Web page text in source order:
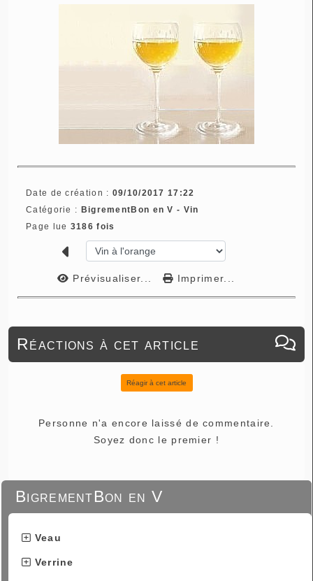
BigrementBon en V
Veau
Verrine
Date de création : 09/10/2017 17:22
Catégorie : BigrementBon en V - Vin
Page lue 3186 fois
Prévisualiser... Imprimer...
Réactions à cet article
Réagir à cet article
Personne n'a encore laissé de commentaire.
Soyez donc le premier !